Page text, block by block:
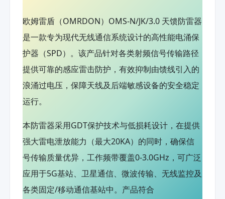
欧姆雷盾（OMRDON）OMS-N/JK/3.0 天馈防雷器
是一款专为现代无线通信系统设计的高性能电涌保
护器（SPD）。该产品针对各类射频信号传输路径
提供可靠的感应雷击防护，有效抑制由馈线引入的
浪涌过电压，保障天线及后端敏感设备的安全稳定
运行。
本防雷器采用GDT保护技术与低损耗设计，在提供
强大雷电泄放能力（最大20KA）的同时，确保信
号传输质量优异，工作频带覆盖0-3.0GHz，可广泛
应用于5G基站、卫星通信、微波传输、无线监控及
各类固定/移动通信基站中。产品符合